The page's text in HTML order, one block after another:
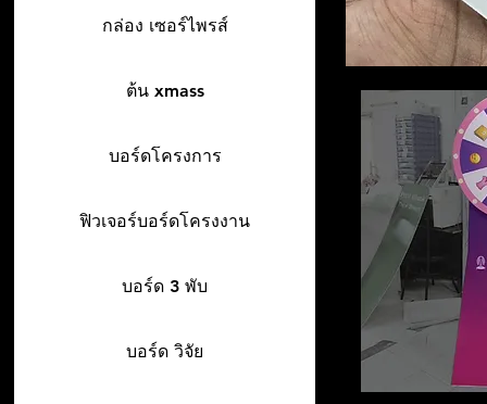
กล่อง เซอร์ไพรส์
ต้น xmass
บอร์ดโครงการ
ฟิวเจอร์บอร์ดโครงงาน
บอร์ด 3 พับ
บอร์ด วิจัย